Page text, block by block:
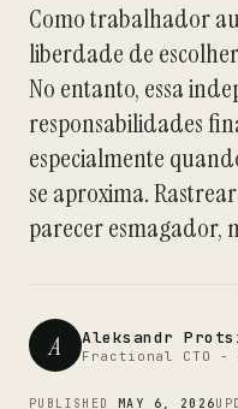
Como trabalhador
liberdade de
No entanto, essa
responsabilidades
especialmente
se aproxima.
parecer esmagador,
A Aleksandr
Fractional CTO -
PUBLISHED MAY 6, 2026